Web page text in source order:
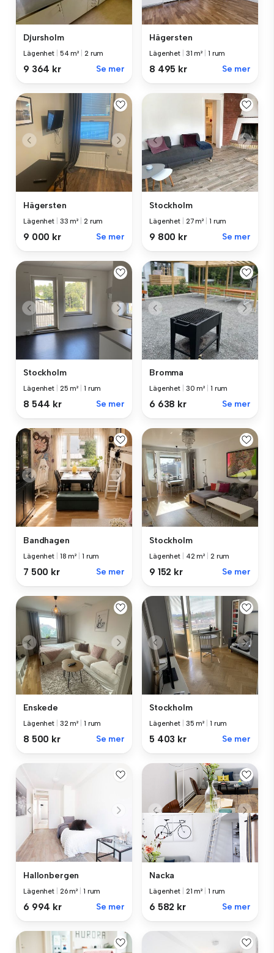
Djursholm
Lägenhet 54 m² 2 rum
9 364 kr Se mer
Hägersten
Lägenhet 31 m² 1 rum
8 495 kr Se mer
Hägersten
Lägenhet 33 m² 2 rum
9 000 kr Se mer
Stockholm
Lägenhet 27 m² 1 rum
9 800 kr Se mer
Stockholm
Lägenhet 25 m² 1 rum
8 544 kr Se mer
Bromma
Lägenhet 30 m² 1 rum
6 638 kr Se mer
Bandhagen
Lägenhet 18 m² 1 rum
7 500 kr Se mer
Stockholm
Lägenhet 42 m² 2 rum
9 152 kr Se mer
Enskede
Lägenhet 32 m² 1 rum
8 500 kr Se mer
Stockholm
Lägenhet 35 m² 1 rum
5 403 kr Se mer
Hallonbergen
Lägenhet 26 m² 1 rum
6 994 kr Se mer
Nacka
Lägenhet 21 m² 1 rum
6 582 kr Se mer